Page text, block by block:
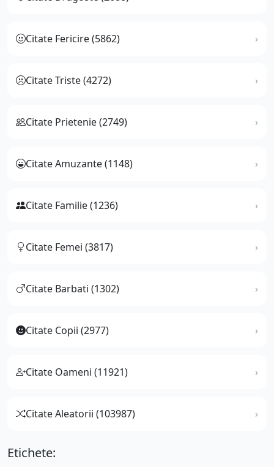
Citate Fericire (5862)
Citate Triste (4272)
Citate Prietenie (2749)
Citate Amuzante (1148)
Citate Familie (1236)
Citate Femei (3817)
Citate Barbati (1302)
Citate Copii (2977)
Citate Oameni (11921)
Citate Aleatorii (103987)
Etichete: